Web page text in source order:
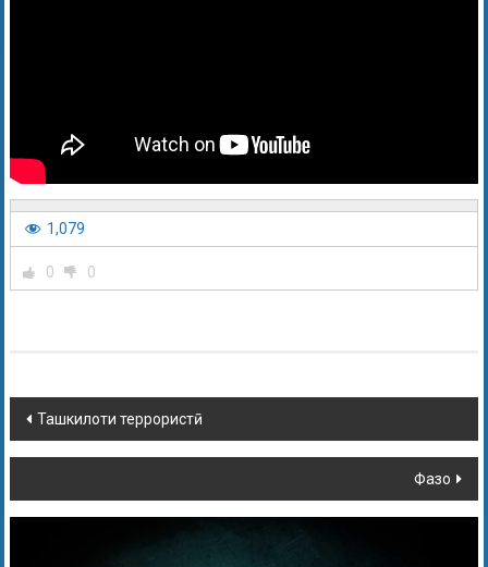
1,079
0 0
Ташкилоти террористӣ
Фазо